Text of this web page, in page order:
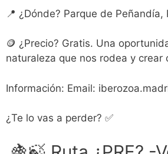
📍 ¿Dónde? Parque de Peñandía,
🪙 ¿Precio? Gratis. Una
naturaleza que nos rodea y
Información: Email:
¿Te lo vas a perder? ✅